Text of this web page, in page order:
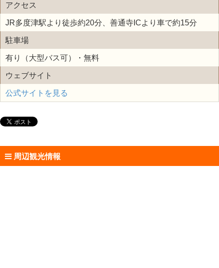
アクセス
JR多度津駅より徒歩約20分、善通寺ICより車で約15分
駐車場
有り（大型バス可）・無料
ウェブサイト
公式サイトを見る
周辺観光情報